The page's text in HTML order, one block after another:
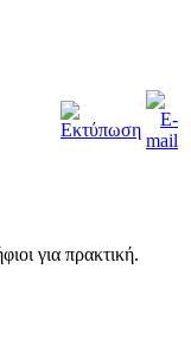
για πρακτική.